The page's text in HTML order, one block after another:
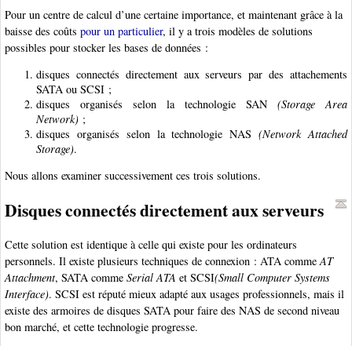
Pour un centre de calcul d’une certaine importance, et maintenant grâce à la
baisse des coûts pour un particulier, il y a trois modèles de solutions
possibles pour stocker les bases de données :
disques connectés directement aux serveurs par des attachements
SATA ou SCSI ;
disques organisés selon la technologie SAN (Storage Area
Network) ;
disques organisés selon la technologie NAS(Network Attached
Storage).
Nous allons examiner successivement ces trois solutions.
Disques connectés directement aux serveurs
Cette solution est identique à celle qui existe pour les ordinateurs
personnels. Il existe plusieurs techniques de connexion : ATA commeAT
Attachment, SATA comme Serial ATA et SCSI(Small Computer Systems
Interface). SCSI est réputé mieux adapté aux usages professionnels, mais il
existe des armoires de disques SATA pour faire des NAS de second niveau
bon marché, et cette technologie progresse.